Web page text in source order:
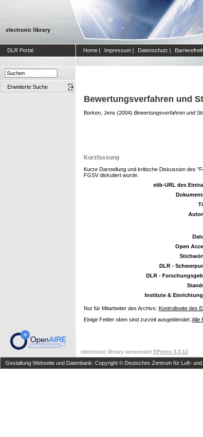
DLR Portal Home | Impressum | Datenschutz |
Erweiterte Suche
Bewertungsverfahren und
Borken, Jens (2004) Bewertungsverfahren und
Kurzfassung
Kurze Darstellung und kritische Diskussion des
FGSV diskutiert wurde.
elib-URL des
Open
DLR -
DLR -
Institute &
Nur für Mitarbeiter des Archivs: Kontrollseite des
Einige Felder oben sind zurzeit ausgeblendet: Alle
electronic library verwendet EPrints 3.3.12
Gestaltung Webseite und Datenbank: Copyright © Deutsches Zentrum für Luft-